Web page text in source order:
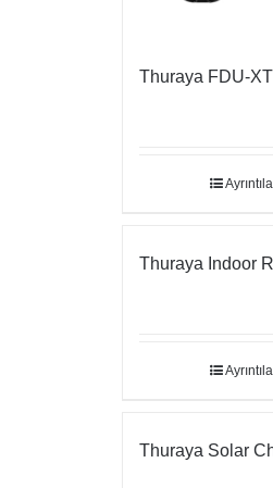
Thuraya FDU-XT
Thuraya Indoor
Thuraya Solar